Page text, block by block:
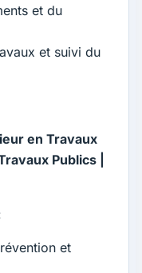
et du
et suivi du
en Travaux
Publics |
et